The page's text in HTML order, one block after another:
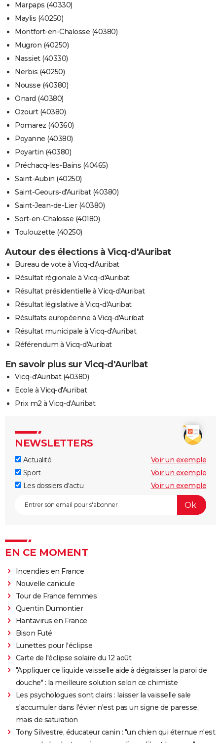
Marpaps (40330)
Maylis (40250)
Montfort-en-Chalosse (40380)
Mugron (40250)
Nassiet (40330)
Nerbis (40250)
Nousse (40380)
Onard (40380)
Ozourt (40380)
Pomarez (40360)
Poyanne (40380)
Poyartin (40380)
Préchacq-les-Bains (40465)
Saint-Aubin (40250)
Saint-Geours-d'Auribat (40380)
Saint-Jean-de-Lier (40380)
Sort-en-Chalosse (40180)
Toulouzette (40250)
Autour des élections à Vicq-d'Auribat
Bureau de vote à Vicq-d'Auribat
Résultat régionale à Vicq-d'Auribat
Résultat présidentielle à Vicq-d'Auribat
Résultat législative à Vicq-d'Auribat
Résultats européenne à Vicq-d'Auribat
Résultat municipale à Vicq-d'Auribat
Référendum à Vicq-d'Auribat
En savoir plus sur Vicq-d'Auribat
Vicq-d'Auribat (40380)
Ecole à Vicq-d'Auribat
Prix m2 à Vicq-d'Auribat
NEWSLETTERS
Actualité
Voir un exemple
Sport
Voir un exemple
Les dossiers d'actu
Voir un exemple
EN CE MOMENT
Incendies en France
Nouvelle canicule
Tour de France femmes
Quentin Dumontier
Hantavirus en France
Bison Futé
Lunettes pour l'éclipse
Carte de l'éclipse solaire du 12 août
"Appliquer ce liquide vaisselle aide à dégraisser la paroi de
douche" : la meilleure solution selon ce chimiste
Les psychologues sont clairs : laisser la vaisselle sale
s'accumuler dans l'évier n'est pas un signe de paresse,
mais de saturation
Tony Silvestre, éducateur canin : "un chien qui éternue n'est